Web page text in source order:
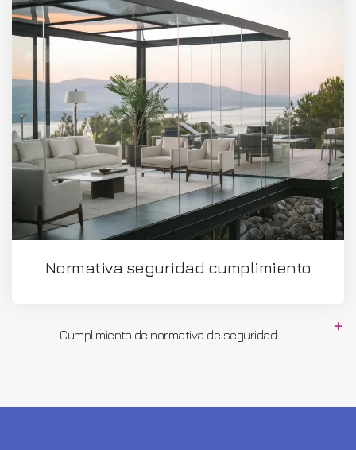
Normativa seguridad cumplimiento
Cumplimiento de normativa de seguridad